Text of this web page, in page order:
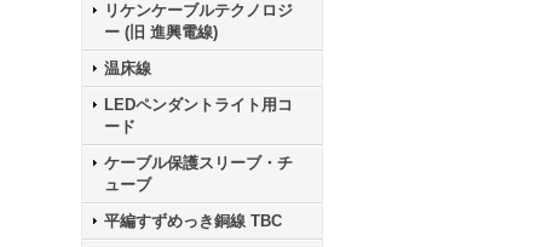
リケンケーブルテクノロジ
ー (旧 進興電線)
温床線
LEDペンダントライト用コ
ード
ケーブル保護スリーブ・チ
ューブ
平編すずめっき銅線 TBC